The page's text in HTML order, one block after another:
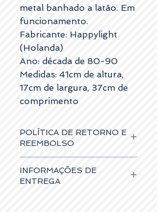
metal banhado a latão. Em
funcionamento.
Fabricante: Happylight
(Holanda)
Ano: década de 80-90
Medidas: 41cm de altura,
17cm de largura, 37cm de
comprimento
POLÍTICA DE RETORNO E
REEMBOLSO
prazo máximo de 15 dias úteis a contar da
data de entrega, caso não tenham
INFORMAÇÕES DE
ENTREGA